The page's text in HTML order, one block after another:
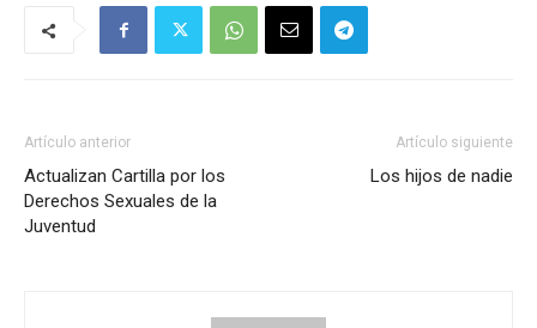
Artículo anterior
Actualizan Cartilla por los
Derechos Sexuales de la
Juventud
Artículo siguiente
Los hijos de nadie